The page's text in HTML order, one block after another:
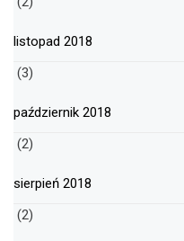
listopad 2018
(3)
październik 2018
(2)
sierpień 2018
(2)